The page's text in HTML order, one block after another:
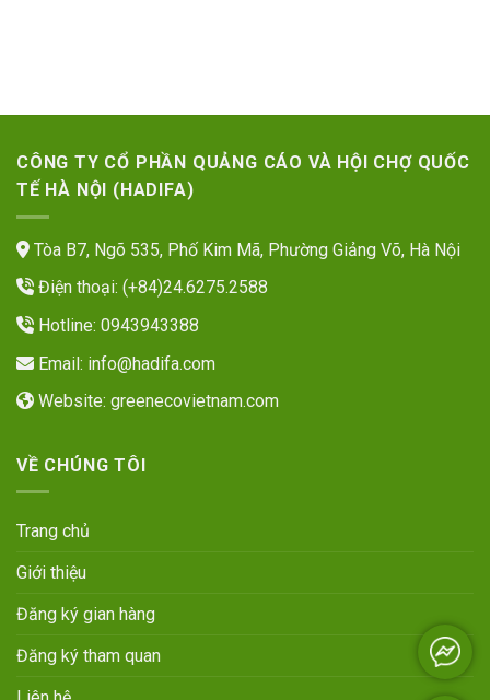
CÔNG TY CỔ PHẦN QUẢNG CÁO VÀ HỘI CHỢ QUỐC
TẾ HÀ NỘI (HADIFA)
Tòa B7, Ngõ 535, Phố Kim Mã, Phường Giảng Võ, Hà Nội
Điện thoại: (+84)24.6275.2588
Hotline: 0943943388
Email: info@hadifa.com
Website: greenecovietnam.com
VỀ CHÚNG TÔI
Trang chủ
Giới thiệu
Đăng ký gian hàng
Đăng ký tham quan